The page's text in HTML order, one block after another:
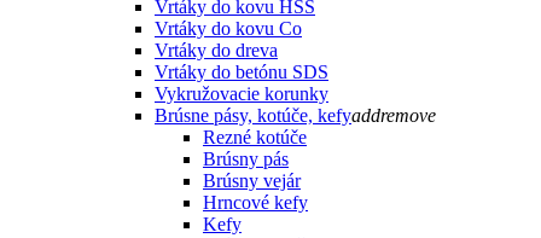
Vrtáky do kovu HSS
Vrtáky do kovu Co
Vrtáky do dreva
Vrtáky do betónu SDS
Vykružovacie korunky
Brúsne pásy, kotúče, kefyaddremove
Rezné kotúče
Brúsny pás
Brúsny vejár
Hrncové kefy
Kefy